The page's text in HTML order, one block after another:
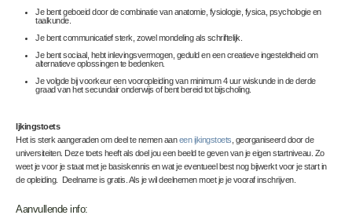
Je bent geboeid door de combinatie van anatomie, fysiologie, fysica, psychologie en
taalkunde.
Je bent communicatief sterk, zowel mondeling als schriftelijk.
Je bent sociaal, hebt inlevingsvermogen, geduld en een creatieve ingesteldheid om
alternatieve oplossingen te bedenken.
Je volgde bij voorkeur een vooropleiding van minimum 4 uur wiskunde in de derde
graad van het secundair onderwijs of bent bereid tot bijscholing.
Ijkingstoets
Het is sterk aangeraden om deel te nemen aaneen ijkingstoets , georganiseerd door de
universiteiten. Deze toets heeft als doel jou een beeld te geven van je eigen startniveau. Zo
weet je voor je staat met je basiskennis en wat je eventueel best nog bijwerkt voor je start in
de opleiding. Deelname is gratis. Als je wil deelnemen moet je je vooraf inschrijven.
Aanvullende info: